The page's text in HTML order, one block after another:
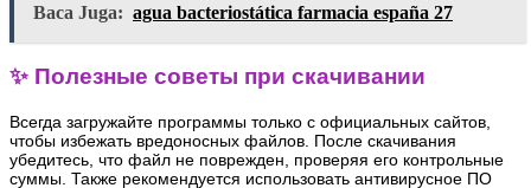
Baca Juga: agua bacteriostática farmacia españa 27
✨ Полезные советы при скачивании
Всегда загружайте программы только с официальных сайтов,
чтобы избежать вредоносных файлов. После скачивания
убедитесь, что файл не поврежден, проверяя его контрольные
суммы. Также рекомендуется использовать антивирусное ПО